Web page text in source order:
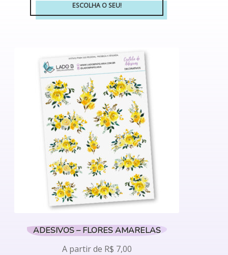
ESCOLHA O SEU!
Este
várias
variantes.
opções
podem
ser
escolhidas
na
página
do
produto
ADESIVOS – FLORES AMARELAS
A partir de R$ 7,00